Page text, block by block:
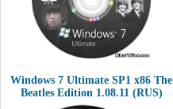
Windows 7 Ultimate SP1 x86 The
Beatles Edition 1.08.11 (RUS)